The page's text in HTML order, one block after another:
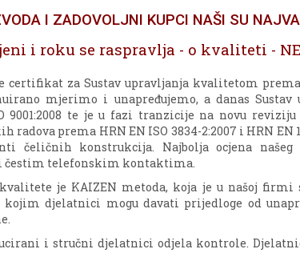
I ZADOVOLJNI KUPCI NAŠI SU
i roku se raspravlja - o kvaliteti -
certifikat za Sustav upravljanja kvalitetom
mjerimo i unapređujemo, a danas
te je u fazi tranzicije na novu reviziju
prema HRN EN ISO 3834-2:2007 i HRN EN
čeličnih konstrukcija. Najbolja ocjena našeg
čestim telefonskim kontaktima.
je KAIZEN metoda, koja je u našoj firmi
djelatnici mogu davati prijedloge od
i stručni djelatnici odjela kontrole.